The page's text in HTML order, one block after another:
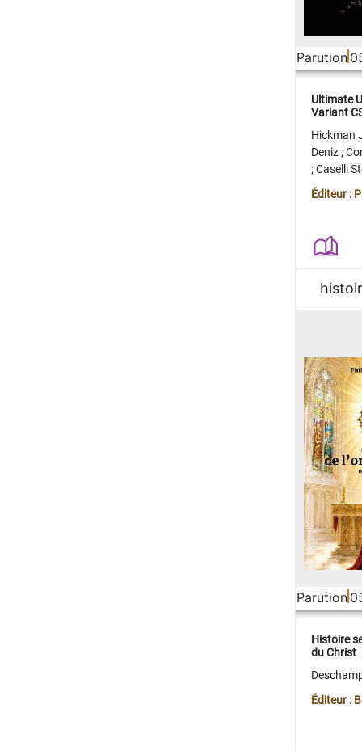
Parution
Ultimate
Variant
Hickman
Deniz;
;Caselli
Juan
Éditeur :
Parution
Histoire
du Christ
Éditeur :